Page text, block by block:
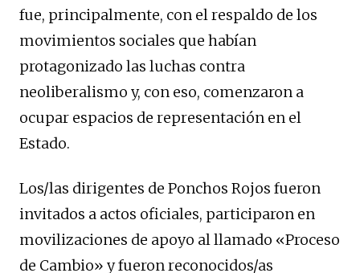
fue, principalmente, con el respaldo de los
movimientos sociales que habían
protagonizado las luchas contra
neoliberalismo y, con eso, comenzaron a
ocupar espacios de representación en el
Estado.
Los/las dirigentes de Ponchos Rojos fueron
invitados a actos oficiales, participaron en
movilizaciones de apoyo al llamado «Proceso
de Cambio» y fueron reconocidos/as